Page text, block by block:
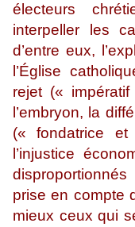
électeurs
interpeller les
d’entre eux,
l’Église
rejet (« impératif
l’embryon, la
(« fondatrice
l’injustice
prise en compte
mieux ceux qui